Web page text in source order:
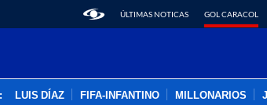
ÚLTIMAS NOTICAS GOL CARACOL
LUIS DÍAZ FIFA-INFANTINO MILLONARIOS